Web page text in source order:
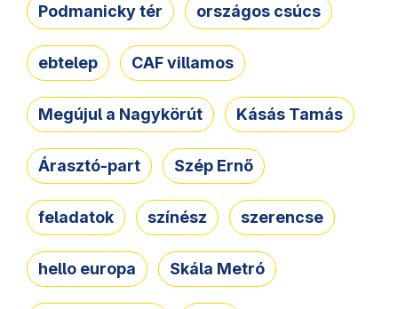
Podmanicky tér országos csúcs
ebtelep CAF villamos
Megújul a Nagykörút Kásás Tamás
Árasztó-part Szép Ernő
feladatok színész szerencse
hello europa Skála Metró